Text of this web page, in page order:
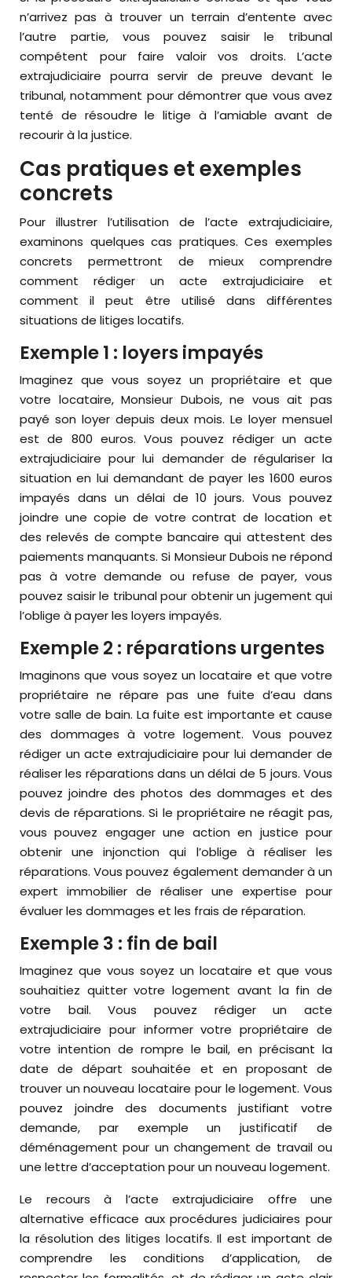
n’arrivez pas à trouver un terrain d’entente avec
l’autre partie, vous pouvez saisir le tribunal
compétent pour faire valoir vos droits. L’acte
extrajudiciaire pourra servir de preuve devant le
tribunal, notamment pour démontrer que vous avez
tenté de résoudre le litige à l’amiable avant de
recourir à la justice.
Cas pratiques et exemples
concrets
Pour illustrer l’utilisation de l’acte extrajudiciaire,
examinons quelques cas pratiques. Ces exemples
concrets permettront de mieux comprendre
comment rédiger un acte extrajudiciaire et
comment il peut être utilisé dans différentes
situations de litiges locatifs.
Exemple 1 : loyers impayés
Imaginez que vous soyez un propriétaire et que
votre locataire, Monsieur Dubois, ne vous ait pas
payé son loyer depuis deux mois. Le loyer mensuel
est de 800 euros. Vous pouvez rédiger un acte
extrajudiciaire pour lui demander de régulariser la
situation en lui demandant de payer les 1600 euros
impayés dans un délai de 10 jours. Vous pouvez
joindre une copie de votre contrat de location et
des relevés de compte bancaire qui attestent des
paiements manquants. Si Monsieur Dubois ne répond
pas à votre demande ou refuse de payer, vous
pouvez saisir le tribunal pour obtenir un jugement qui
l’oblige à payer les loyers impayés.
Exemple 2 : réparations urgentes
Imaginons que vous soyez un locataire et que votre
propriétaire ne répare pas une fuite d’eau dans
votre salle de bain. La fuite est importante et cause
des dommages à votre logement. Vous pouvez
rédiger un acte extrajudiciaire pour lui demander de
réaliser les réparations dans un délai de 5 jours. Vous
pouvez joindre des photos des dommages et des
devis de réparations. Si le propriétaire ne réagit pas,
vous pouvez engager une action en justice pour
obtenir une injonction qui l’oblige à réaliser les
réparations. Vous pouvez également demander à un
expert immobilier de réaliser une expertise pour
évaluer les dommages et les frais de réparation.
Exemple 3 : fin de bail
Imaginez que vous soyez un locataire et que vous
souhaitiez quitter votre logement avant la fin de
votre bail. Vous pouvez rédiger un acte
extrajudiciaire pour informer votre propriétaire de
votre intention de rompre le bail, en précisant la
date de départ souhaitée et en proposant de
trouver un nouveau locataire pour le logement. Vous
pouvez joindre des documents justifiant votre
demande, par exemple un justificatif de
déménagement pour un changement de travail ou
une lettre d’acceptation pour un nouveau logement.
Le recours à l’acte extrajudiciaire offre une
alternative efficace aux procédures judiciaires pour
la résolution des litiges locatifs. Il est important de
comprendre les conditions d’application, de